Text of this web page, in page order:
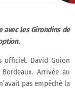
avec les Girondins de
officiel. David Guion
Arrivée au
pas empêché la